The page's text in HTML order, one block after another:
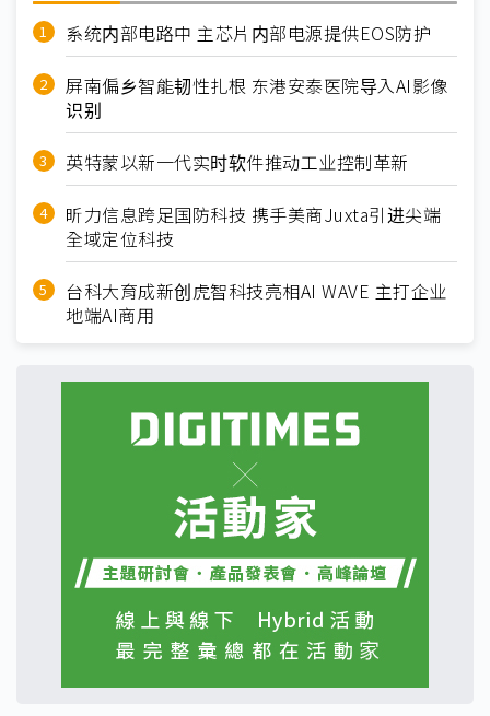
系统内部电路中 主芯片内部电源提供EOS防护
屏南偏乡智能韧性扎根 东港安泰医院导入AI影像
识别
英特蒙以新一代实时软件推动工业控制革新
昕力信息跨足国防科技 携手美商Juxta引进尖端
全域定位科技
台科大育成新创虎智科技亮相AI WAVE 主打企业
地端AI商用